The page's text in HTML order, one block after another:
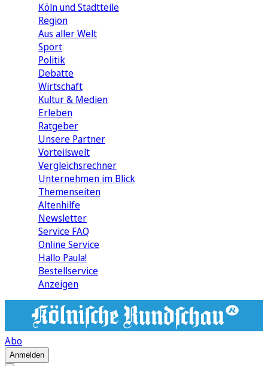
Köln und Stadtteile
Region
Aus aller Welt
Sport
Politik
Debatte
Wirtschaft
Kultur & Medien
Erleben
Ratgeber
Unsere Partner
Vorteilswelt
Vergleichsrechner
Unternehmen im Blick
Themenseiten
Altenhilfe
Newsletter
Service FAQ
Online Service
Hallo Paula!
Bestellservice
Anzeigen
Abo
Anmelden